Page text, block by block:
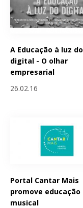
A Educação à luz do
digital - O olhar
empresarial
26.02.16
Portal Cantar Mais
promove educação
musical
Páginas